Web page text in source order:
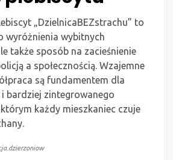
„DzielnicaBEZstrachu” to
wyróżnienia wybitnych
także sposób na zacieśnienie
a społecznością. Wzajemne
są fundamentem dla
i bardziej zintegrowanego
każdy mieszkaniec czuje